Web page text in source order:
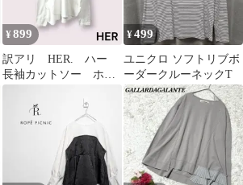
¥899
訳アリ HER. ハー
長袖カットソー ホワ
サイズ
¥499
ユニクロ ソフトリブボ
ーダークルーネックT